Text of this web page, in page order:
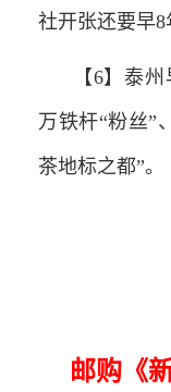
社开张还要早8
【6】泰
万铁杆“粉丝”
茶地标之都”。
邮购《